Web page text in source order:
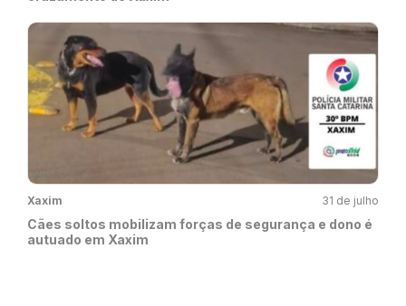
Xaxim 31 de julho
Cães soltos mobilizam forças de segurança e dono é
autuado em Xaxim